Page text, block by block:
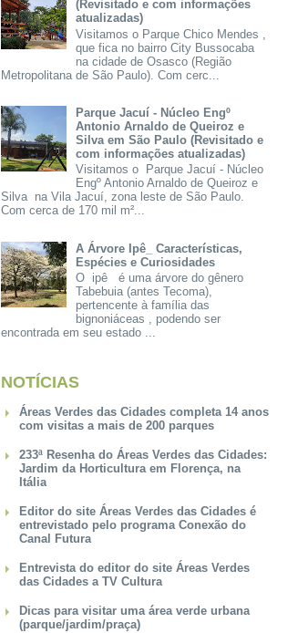
(Revisitado e com informações
atualizadas)
Visitamos o Parque Chico Mendes ,
que fica no bairro City Bussocaba
na cidade de Osasco (Região
Metropolitana de São Paulo). Com cerc...
Parque Jacuí - Núcleo Engº
Antonio Arnaldo de Queiroz e
Silva em São Paulo (Revisitado e
com informações atualizadas)
Visitamos o Parque Jacuí - Núcleo
Engº Antonio Arnaldo de Queiroz e
Silva na Vila Jacuí, zona leste de São Paulo.
Com cerca de 170 mil m²...
A Árvore Ipê_ Características,
Espécies e Curiosidades
O ipê é uma árvore do gênero
Tabebuia (antes Tecoma),
pertencente à família das
bignoniáceas , podendo ser
encontrada em seu estado ...
NOTÍCIAS
Áreas Verdes das Cidades completa 14 anos
com visitas a mais de 200 parques
233ª Resenha do Áreas Verdes das Cidades:
Jardim da Horticultura em Florença, na
Itália
Editor do site Áreas Verdes das Cidades é
entrevistado pelo programa Conexão do
Canal Futura
Entrevista do editor do site Áreas Verdes
das Cidades a TV Cultura
Dicas para visitar uma área verde urbana
(parque/jardim/praça)